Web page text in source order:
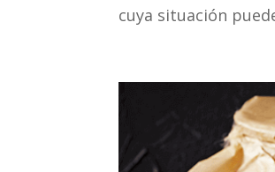
cuya situación